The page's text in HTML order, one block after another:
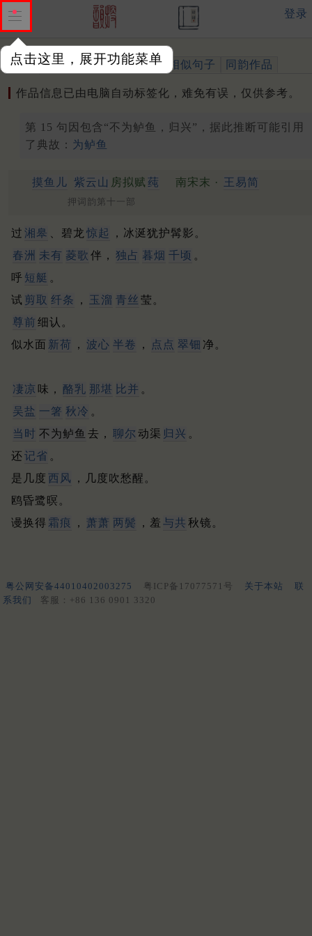
点击这里，展开功能菜单
登录
作品 标注四声 出处、引用 相似句子 同韵作品
作品信息已由电脑自动标签化，难免有误，仅供参考。
第 15 句因包含“不为鲈鱼，归兴”，据此推断可能引用
了典故： 为鲈鱼
摸鱼儿 紫云山 房拟赋 莼 南宋末 · 王易简
押词韵第十一部
过 湘皋 、碧龙 惊起
，冰涎犹护髯影。
春洲 未有 菱歌 伴， 独占 暮烟 千顷 。
呼 短艇 。
试 剪取 纤条 ， 玉溜 青丝 莹。
尊前 细认。
似水面 新荷 ， 波心 半卷 ， 点点 翠钿 净。
凄凉 味， 酪乳 那堪 比并 。
吴盐 一箸 秋冷 。
当时 不为鲈鱼 去， 聊尔 动渠 归兴 。
还 记省 。
是几度 西风
，几度吹愁醒。
鸥昏鹭暝。
谩换得 霜痕 ， 萧萧 两鬓 ，羞 与共 秋镜。
粤公网安备44010402003275 粤ICP备17077571号 关于本站
联
系我们
客服：+86 136 0901 3320